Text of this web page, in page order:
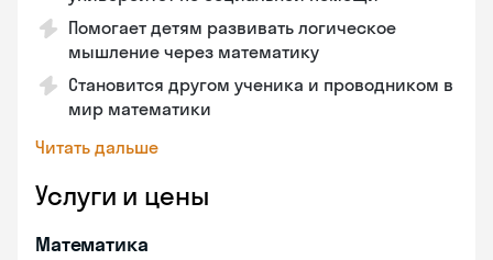
Помогает детям развивать логическое
мышление через математику
Становится другом ученика и проводником в
мир математики
Читать дальше
Услуги и цены
Математика